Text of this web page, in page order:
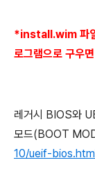
*install.wim 파
로그램으로 구우
레거시 BIOS와
모드(BOOT
10/ueif-